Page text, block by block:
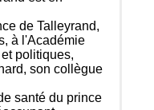
de Talleyrand,
à l'Académie
politiques,
son collègue
santé du prince